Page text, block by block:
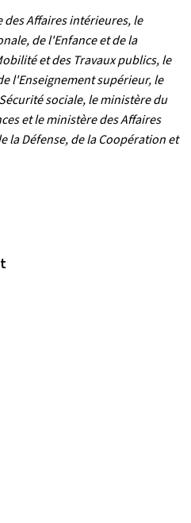
Affaires intérieures, le
de l'Enfance et de la
et des Travaux publics, le
l'Enseignement supérieur, le
sociale, le ministère du
et le ministère des Affaires
la Défense, de la Coopération et